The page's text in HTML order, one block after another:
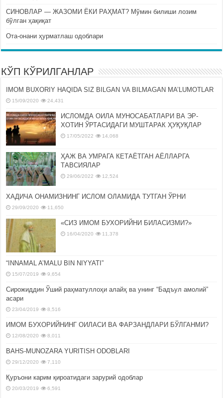
СИНОВЛАР — ЖАЗОМИ ЁКИ РАҲМАТ? Мўмин билиши лозим
бўлган ҳақиқат
Ота-онани ҳурматлаш одоблари
КЎП КЎРИЛГАНЛАР
IMOM BUXORIY HAQIDA SIZ BILGAN VA BILMAGAN MA’LUMOTLAR
15/09/2020 24,431
ИСЛОМДА ОИЛА МУНОСАБАТЛАРИ ВА ЭР-
ХОТИН ЎРТАСИДАГИ МУШТАРАК ҲУҚУҚЛАР
17/05/2022 14,068
ҲАЖ ВА УМРАГА КЕТАЁТГАН АЁЛЛАРГА
ТАВСИЯЛАР
29/06/2022 12,524
ХАДИЧА ОНАМИЗНИНГ ИСЛОМ ОЛАМИДА ТУТГАН ЎРНИ
29/09/2020 11,650
«СИЗ ИМОМ БУХОРИЙНИ БИЛАСИЗМИ?»
16/04/2020 11,378
“INNAMAL A’MALU BIN NIYYATI”
15/07/2019 9,654
Сирожиддин Ўший раҳматуллоҳи алайҳ ва унинг “Бадъул амолий”
асари
23/04/2019 8,516
ИМОМ БУХОРИЙНИНГ ОИЛАСИ ВА ФАРЗАНДЛАРИ БЎЛГАНМИ?
12/08/2020 8,011
BAHS-MUNOZARA YURITISH ODOBLARI
29/12/2020 7,110
Қуръони карим қироатидаги зарурий одоблар
20/03/2019 6,591